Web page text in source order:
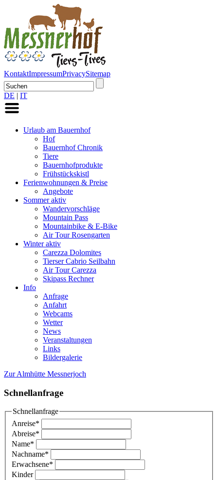
KontaktImpressumPrivacySitemap
DE | IT
Urlaub am Bauernhof
Hof
Bauernhof Chronik
Tiere
Bauernhofprodukte
Frühstückskistl
Ferienwohnungen & Preise
Angebote
Sommer aktiv
Wandervorschläge
Mountain Pass
Mountainbike & E-Bike
Air Tour Rosengarten
Winter aktiv
Carezza Dolomites
Tierser Cabrio Seilbahn
Air Tour Carezza
Skipass Rechner
Info
Anfrage
Anfahrt
Webcams
Wetter
News
Veranstaltungen
Links
Bildergalerie
Zur Almhütte Messnerjoch
Schnellanfrage
Schnellanfrage
Anreise*
Abreise*
Name*
Nachname*
Erwachsene*
Kinder